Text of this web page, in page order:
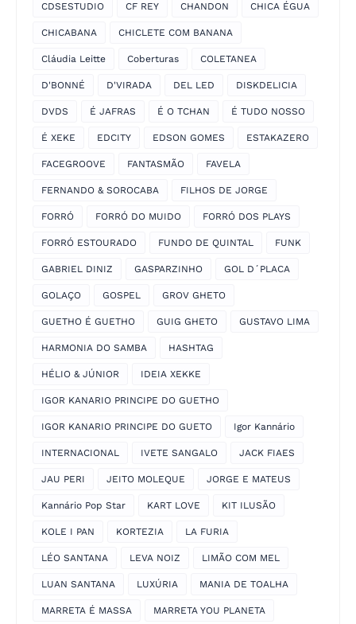
CDSESTUDIO CF REY CHANDON CHICA ÉGUA
CHICABANA CHICLETE COM BANANA
Cláudia Leitte Coberturas COLETANEA
D'BONNÉ D'VIRADA DEL LED DISKDELICIA
DVDS É JAFRAS É O TCHAN É TUDO NOSSO
É XEKE EDCITY EDSON GOMES ESTAKAZERO
FACEGROOVE FANTASMÃO FAVELA
FERNANDO & SOROCABA FILHOS DE JORGE
FORRÓ FORRÓ DO MUIDO FORRÓ DOS PLAYS
FORRÓ ESTOURADO FUNDO DE QUINTAL FUNK
GABRIEL DINIZ GASPARZINHO GOL D´PLACA
GOLAÇO GOSPEL GROV GHETO
GUETHO É GUETHO GUIG GHETO GUSTAVO LIMA
HARMONIA DO SAMBA HASHTAG
HÉLIO & JÚNIOR IDEIA XEKKE
IGOR KANARIO PRINCIPE DO GUETHO
IGOR KANARIO PRINCIPE DO GUETO Igor Kannário
INTERNACIONAL IVETE SANGALO JACK FIAES
JAU PERI JEITO MOLEQUE JORGE E MATEUS
Kannário Pop Star KART LOVE KIT ILUSÃO
KOLE I PAN KORTEZIA LA FURIA
LÉO SANTANA LEVA NOIZ LIMÃO COM MEL
LUAN SANTANA LUXÚRIA MANIA DE TOALHA
MARRETA É MASSA MARRETA YOU PLANETA